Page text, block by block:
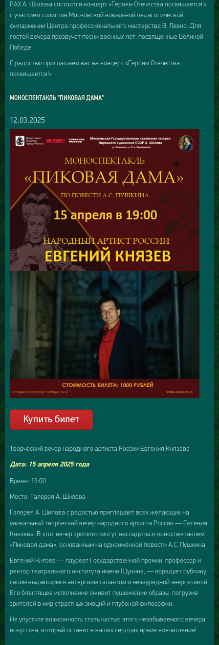
РАХ А. Шилова состоится концерт «Героям Отечества посвящается!»
с участием солистов Московской вокальной педагогической
филармонии Центра профессионального мастерства В. Левко. Для
гостей вечера прозвучат песни военных лет, посвященные Великой
Победе!
С радостью приглашаем вас на концерт «Героям Отечества
посвящается!»
МОНОСПЕКТАКЛЬ "ПИКОВАЯ ДАМА"
12.03.2025
Творческий вечер народного артиста России Евгения Князева
Дата: 15 апреля 2025 года
Время: 19:00
Место: Галерея А. Шилова
Галерея А. Шилова с радостью приглашает всех желающих на
уникальный творческий вечер народного артиста России — Евгения
Князева. В этот вечер зрители смогут насладиться моноспектаклем
«Пиковая дама», основанным на одноимённой повести А.С. Пушкина.
Евгений Князев — лауреат Государственной премии, профессор и
ректор театрального института имени Щукина, — порадует публику
своим выдающимся актерским талантом и незаурядной энергетикой.
Его блестящее исполнение оживит пушкинские образы, погрузив
зрителей в мир страстных эмоций и глубокой философии.
Не упустите возможность стать частью этого незабываемого вечера
искусства, который оставит в ваших сердцах яркие впечатления!